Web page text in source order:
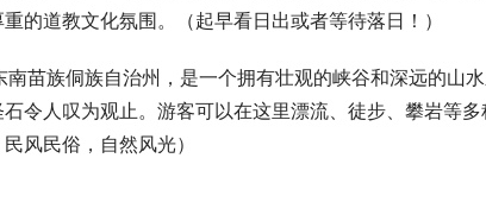
的道教文化氛围。（起早看日出或者等待落日！）
苗族侗族自治州，是一个拥有壮观的峡谷和深远的山
令人叹为观止。游客可以在这里漂流、徒步、攀岩等多
风民俗，自然风光）